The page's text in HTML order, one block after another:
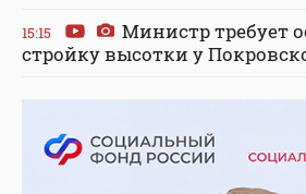
15:15
Министр требует
стройку высотки у